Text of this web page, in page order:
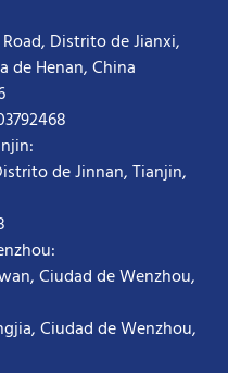
Distrito de Jianxi,
de Henan, China
de Jinnan, Tianjin,
Ciudad de Wenzhou,
Ciudad de Wenzhou,